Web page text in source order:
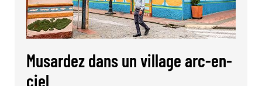
Musardez dans un village arc-en-
ciel